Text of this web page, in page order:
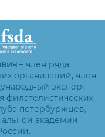
– член ряда
организаций, член
эксперт
филателистических
петербуржцев,
академии